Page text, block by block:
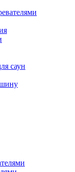
саун